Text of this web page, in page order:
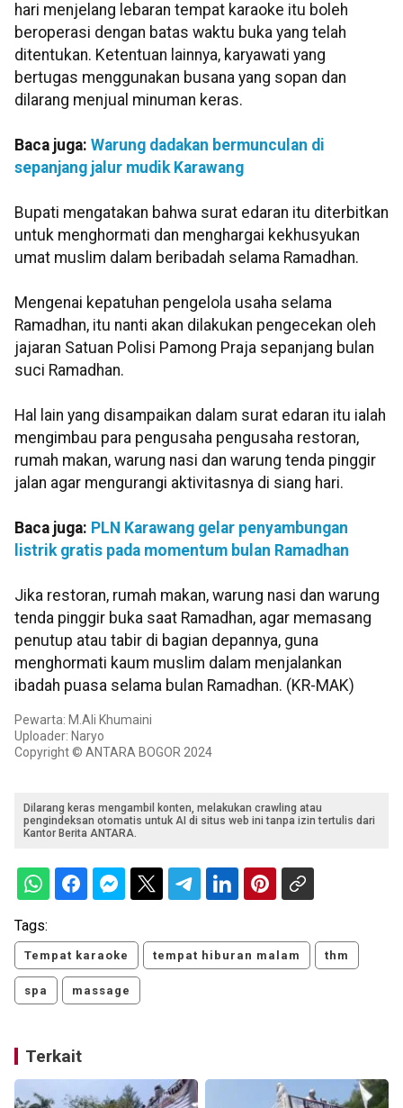
hari menjelang lebaran tempat karaoke itu boleh
beroperasi dengan batas waktu buka yang telah
ditentukan. Ketentuan lainnya, karyawati yang
bertugas menggunakan busana yang sopan dan
dilarang menjual minuman keras.
Baca juga: Warung dadakan bermunculan di
sepanjang jalur mudik Karawang
Bupati mengatakan bahwa surat edaran itu diterbitkan
untuk menghormati dan menghargai kekhusyukan
umat muslim dalam beribadah selama Ramadhan.
Mengenai kepatuhan pengelola usaha selama
Ramadhan, itu nanti akan dilakukan pengecekan oleh
jajaran Satuan Polisi Pamong Praja sepanjang bulan
suci Ramadhan.
Hal lain yang disampaikan dalam surat edaran itu ialah
mengimbau para pengusaha pengusaha restoran,
rumah makan, warung nasi dan warung tenda pinggir
jalan agar mengurangi aktivitasnya di siang hari.
Baca juga: PLN Karawang gelar penyambungan
listrik gratis pada momentum bulan Ramadhan
Jika restoran, rumah makan, warung nasi dan warung
tenda pinggir buka saat Ramadhan, agar memasang
penutup atau tabir di bagian depannya, guna
menghormati kaum muslim dalam menjalankan
ibadah puasa selama bulan Ramadhan. (KR-MAK)
Pewarta: M.Ali Khumaini
Uploader: Naryo
Copyright © ANTARA BOGOR 2024
Dilarang keras mengambil konten, melakukan crawling atau
pengindeksan otomatis untuk AI di situs web ini tanpa izin tertulis dari
Kantor Berita ANTARA.
Tags:
Tempat karaoke tempat hiburan malam thm
spa massage
Terkait